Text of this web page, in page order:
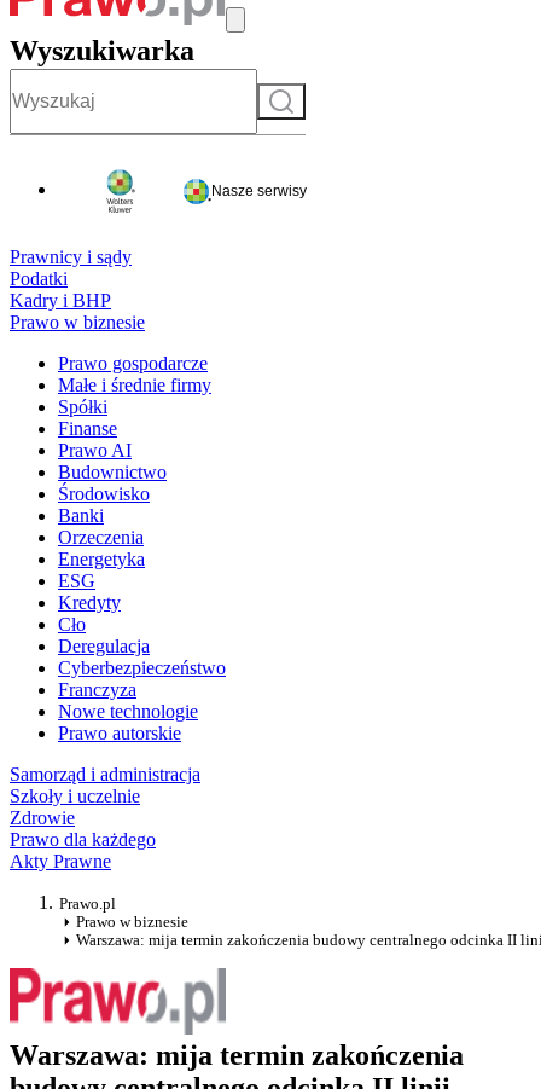
Wyszukiwarka
Szukaj
Nasze serwisy
Prawnicy i sądy
Podatki
Kadry i BHP
Prawo w biznesie
Prawo gospodarcze
Małe i średnie firmy
Spółki
Finanse
Prawo AI
Budownictwo
Środowisko
Banki
Orzeczenia
Energetyka
ESG
Kredyty
Cło
Deregulacja
Cyberbezpieczeństwo
Franczyza
Nowe technologie
Prawo autorskie
Samorząd i administracja
Szkoły i uczelnie
Zdrowie
Prawo dla każdego
Akty Prawne
Prawo.pl
Prawo w biznesie
Warszawa: mija termin zakończenia budowy centralnego odcinka II
Warszawa: mija termin zakończenia